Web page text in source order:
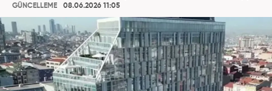
GÜNCELLEME
08.06.2026 11:05